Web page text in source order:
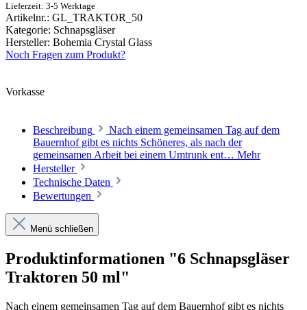
Lieferzeit: 3-5 Werktage
Artikelnr.: GL_TRAKTOR_50
Kategorie: Schnapsgläser
Hersteller: Bohemia Crystal Glass
Noch Fragen zum Produkt?
Vorkasse
Beschreibung
Nach einem gemeinsamen Tag auf dem
Bauernhof gibt es nichts Schöneres, als nach der
gemeinsamen Arbeit bei einem Umtrunk ent… Mehr
Hersteller
Technische Daten
Bewertungen
Menü schließen
Produktinformationen "6 Schnapsgläser
Traktoren 50 ml"
Nach einem gemeinsamen Tag auf dem Bauernhof gibt es nichts